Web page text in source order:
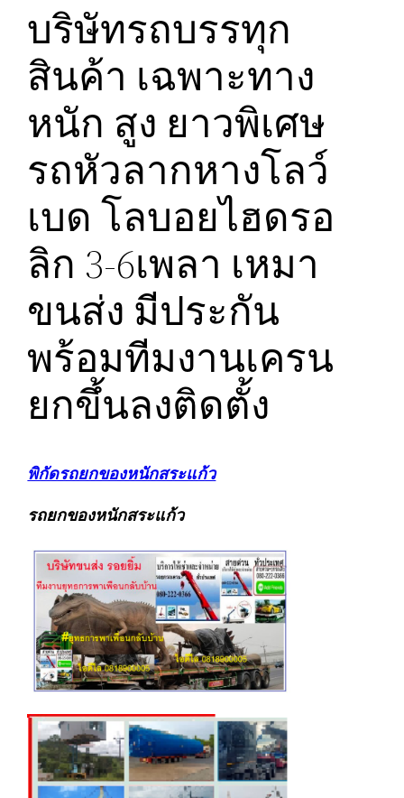
บริษัทรถบรรทุก
สินค้า เฉพาะทาง
หนัก สูง ยาวพิเศษ
รถหัวลากหางโลว์
เบด โลบอยไฮดรอ
ลิก 3-6เพลา เหมา
ขนส่ง มีประกัน
พร้อมทีมงานเครน
ยกขึ้นลงติดตั้ง
พิกัดรถยกของหนักสระแก้ว
รถยกของหนักสระแก้ว